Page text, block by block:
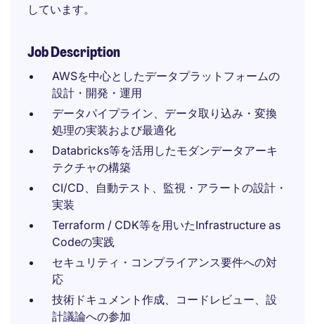
しています。
Job Description
AWSを中心としたデータプラットフォームの
設計・開発・運用
データパイプライン、データ取り込み・変換
処理の実装および最適化
Databricks等を活用したモダンデータアーキ
テクチャの構築
CI/CD、自動テスト、監視・アラートの設計・
実装
Terraform / CDK等を用いたInfrastructure as
Codeの実践
セキュリティ・コンプライアンス要件への対
応
技術ドキュメント作成、コードレビュー、設
計議論への参加